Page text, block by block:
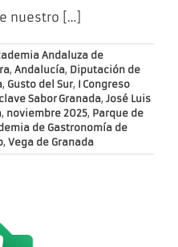
nuestro […]
Andaluza de
, Andalucía, Diputación de
, Gusto del Sur, I Congreso
Sabor Granada, José Luis
, noviembre 2025, Parque de
de Gastronomía de
, Vega de Granada